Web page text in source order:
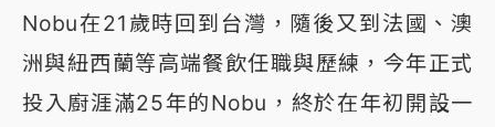
Nobu在21歲時回到台灣，隨後又到法國、澳
洲與紐西蘭等高端餐飲任職與歷練，今年正式
投入廚涯滿25年的Nobu，終於在年初開設一